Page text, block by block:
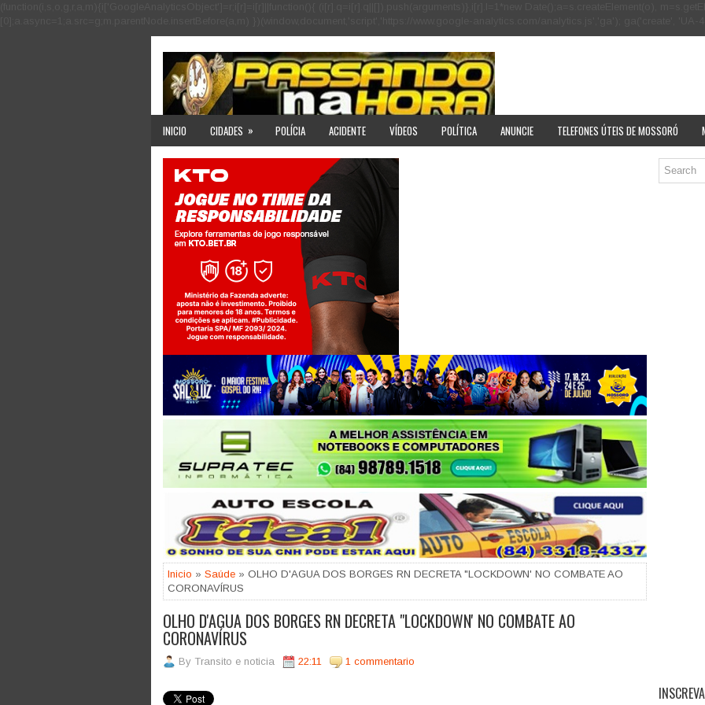
INICIO CIDADES » POLÍCIA ACIDENTE VÍDEOS POLÍTICA ANUNCIE TELEFONES ÚTEIS DE MOSSORÓ
Jogue com responsabilidade. 18+
Inicio » Saúde » OLHO D'AGUA DOS BORGES RN DECRETA "LOCKDOWN' NO COMBATE AO
CORONAVÍRUS
OLHO D'AGUA DOS BORGES RN DECRETA "LOCKDOWN' NO COMBATE AO
CORONAVÍRUS
By Transito e noticia 22:11 1 commentario